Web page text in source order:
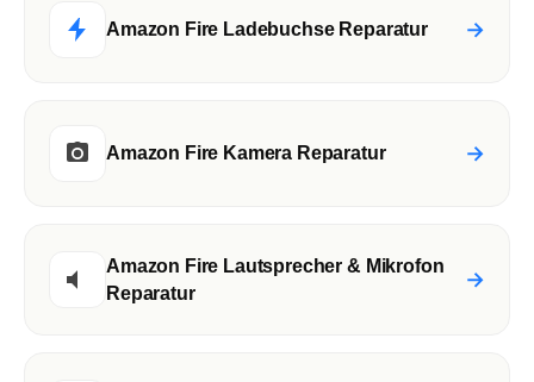
Amazon Fire Ladebuchse Reparatur →
Amazon Fire Kamera Reparatur →
Amazon Fire Lautsprecher & Mikrofon
Reparatur
→